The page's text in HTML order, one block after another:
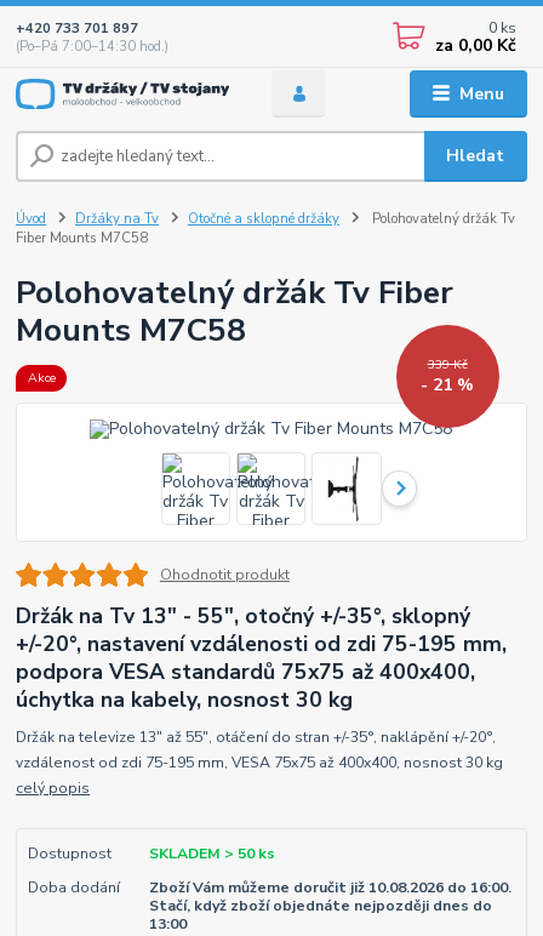
Menu
Hledat
+420 733 701 897
(Po–Pá 7:00–14:30 hod.)
0 ks
za 0,00 Kč
Úvod Držáky na Tv Otočné a sklopné držáky
Polohovatelný držák Tv
Fiber Mounts M7C58
Polohovatelný držák Tv Fiber
Mounts M7C58
Akce
339 Kč
- 21 %
Ohodnotit produkt
Držák na Tv 13" - 55", otočný +/-35°, sklopný
+/-20°, nastavení vzdálenosti od zdi 75-195 mm,
podpora VESA standardů 75x75 až 400x400,
úchytka na kabely, nosnost 30 kg
Držák na televize 13" až 55", otáčení do stran +/-35°, naklápění +/-20°,
vzdálenost od zdi 75-195 mm, VESA 75x75 až 400x400, nosnost 30 kg
celý popis
Dostupnost
SKLADEM > 50 ks
Doba dodání
Zboží Vám můžeme doručit již 10.08.2026 do 16:00.
Stačí, když zboží objednáte nejpozději dnes do
13:00